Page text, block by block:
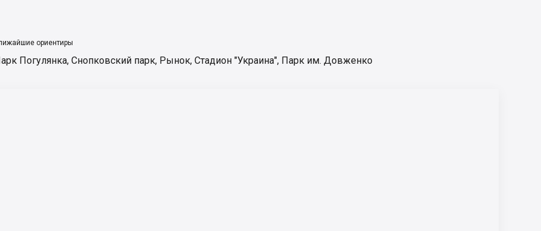
ориентиры
Погулянка, Снопковский парк, Рынок, Стадион "Украина", Парк им. Довженко